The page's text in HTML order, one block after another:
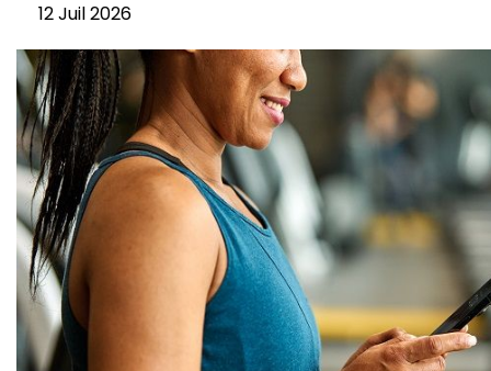
12 Juil 2026